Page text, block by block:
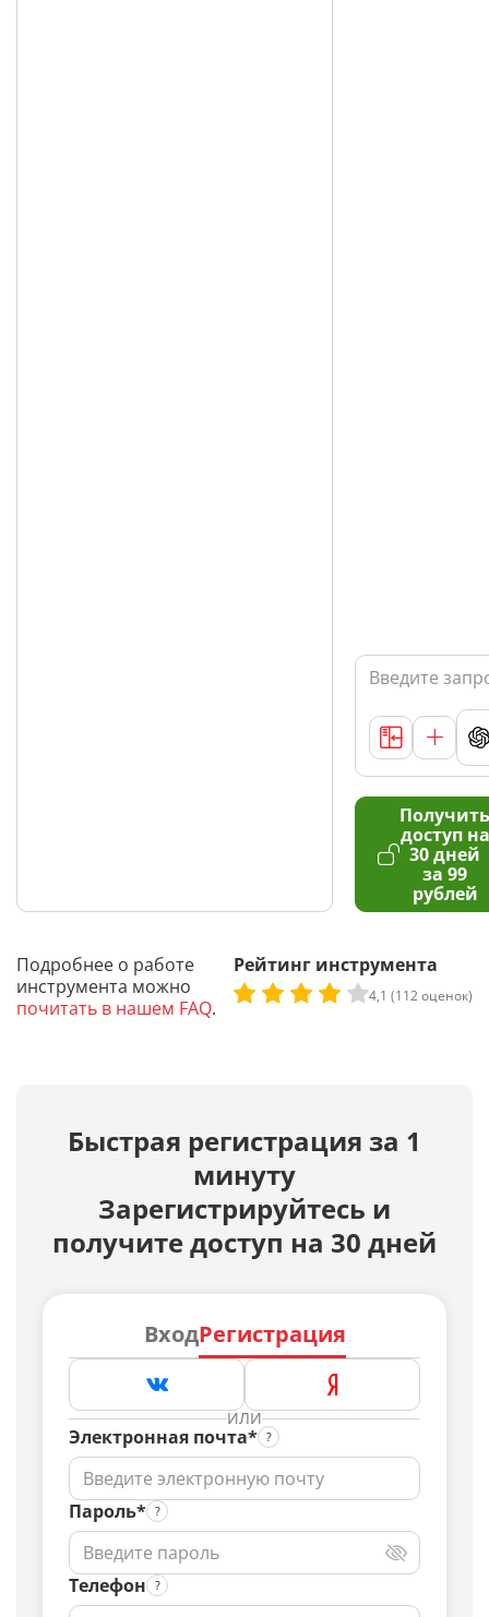
Получить
доступ на
30 дней
за 99
рублей
Подробнее о работе
инструмента можно
почитать в нашем FAQ.
Рейтинг инструмента
4,1 (112 оценок)
Быстрая регистрация за 1
минуту
Зарегистрируйтесь и
получите доступ на 30 дней
ВходРегистрация
ИЛИ
Электронная почта*
Пароль*
Телефон